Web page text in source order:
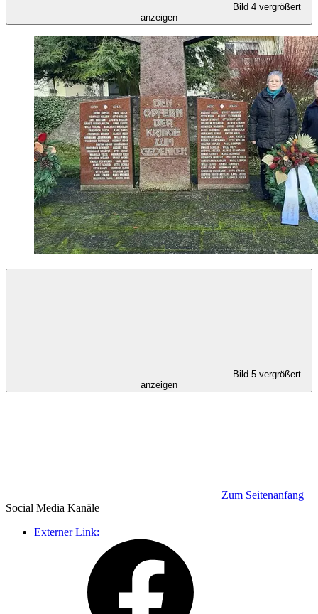
Bild 4 vergrößert
anzeigen
Bild 5 vergrößert
anzeigen
Zum Seitenanfang
Social Media Kanäle
Externer Link: